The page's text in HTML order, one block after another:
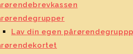
Lav din egen